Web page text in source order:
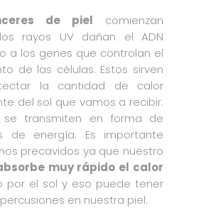
de piel comienzan
rayos UV dañan el ADN
a los genes que controlan el
de las células. Estos sirven
la cantidad de calor
del sol que vamos a recibir.
se transmiten en forma de
de energía. Es importante
precavidos ya que nuestro
muy rápido el calor
por el sol y eso puede tener
en nuestra piel.